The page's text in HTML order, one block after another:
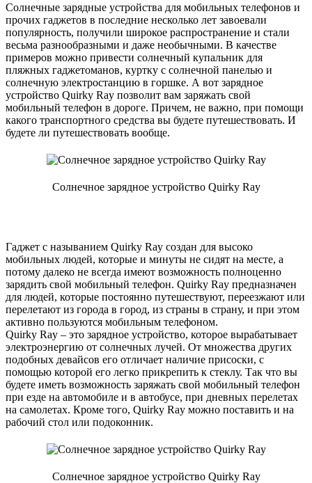
Солнечные зарядные устройства для мобильных телефонов и
прочих гаджетов в последние несколько лет завоевали
популярность, получили широкое распространение и стали
весьма разнообразными и даже необычными. В качестве
примеров можно привести солнечный купальник для
пляжных гаджетоманов, куртку с солнечной панелью и
солнечную электростанцию в горшке. А вот зарядное
устройство Quirky Ray позволит вам заряжать свой
мобильный телефон в дороге. Причем, не важно, при помощи
какого транспортного средства вы будете путешествовать. И
будете ли путешествовать вообще.
Солнечное зарядное устройство Quirky Ray
Гаджет с называнием Quirky Ray создан для высоко
мобильных людей, которые и минуты не сидят на месте, а
потому далеко не всегда имеют возможность полноценно
зарядить свой мобильный телефон. Quirky Ray предназначен
для людей, которые постоянно путешествуют, переезжают или
перелетают из города в город, из страны в страну, и при этом
активно пользуются мобильным телефоном.
Quirky Ray – это зарядное устройство, которое вырабатывает
электроэнергию от солнечных лучей. От множества других
подобных девайсов его отличает наличие присоски, с
помощью которой его легко прикрепить к стеклу. Так что вы
будете иметь возможность заряжать свой мобильный телефон
при езде на автомобиле и в автобусе, при дневных перелетах
на самолетах. Кроме того, Quirky Ray можно поставить и на
рабочий стол или подоконник.
Солнечное зарядное устройство Quirky Ray